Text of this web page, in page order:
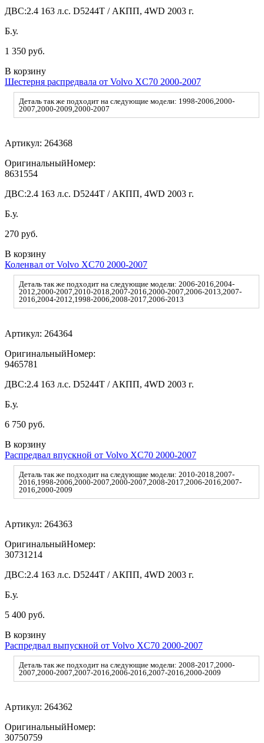
ДВС:2.4 163 л.с. D5244T / АКПП, 4WD 2003 г.
Б.у.
1 350 руб.
В корзину
Шестерня распредвала от Volvo XC70 2000-2007
Деталь так же подходит на следующие модели: 1998-2006,2000-
2007,2000-2009,2000-2007
Артикул: 264368
ОригинальныйНомер:
8631554
ДВС:2.4 163 л.с. D5244T / АКПП, 4WD 2003 г.
Б.у.
270 руб.
В корзину
Коленвал от Volvo XC70 2000-2007
Деталь так же подходит на следующие модели: 2006-2016,2004-
2012,2000-2007,2010-2018,2007-2016,2000-2007,2006-2013,2007-
2016,2004-2012,1998-2006,2008-2017,2006-2013
Артикул: 264364
ОригинальныйНомер:
9465781
ДВС:2.4 163 л.с. D5244T / АКПП, 4WD 2003 г.
Б.у.
6 750 руб.
В корзину
Распредвал впускной от Volvo XC70 2000-2007
Деталь так же подходит на следующие модели: 2010-2018,2007-
2016,1998-2006,2000-2007,2000-2007,2008-2017,2006-2016,2007-
2016,2000-2009
Артикул: 264363
ОригинальныйНомер:
30731214
ДВС:2.4 163 л.с. D5244T / АКПП, 4WD 2003 г.
Б.у.
5 400 руб.
В корзину
Распредвал выпускной от Volvo XC70 2000-2007
Деталь так же подходит на следующие модели: 2008-2017,2000-
2007,2000-2007,2007-2016,2006-2016,2007-2016,2000-2009
Артикул: 264362
ОригинальныйНомер:
30750759